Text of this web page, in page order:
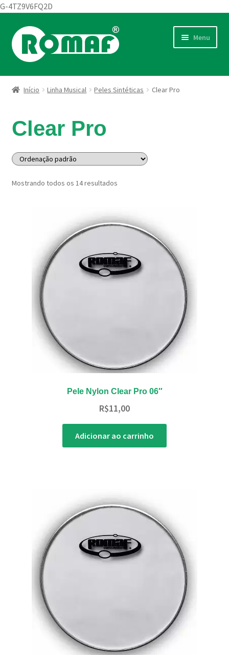
G-4TZ9V6FQ2D
Pular
para
navegação
Pular
para
o
Menu
Início Linha Musical Peles Sintéticas Clear Pro
Clear Pro
Mostrando todos os 14 resultados
Pele Nylon Clear Pro 06″
R$11,00
Adicionar ao carrinho